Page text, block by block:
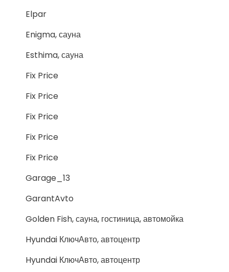
Elpar
Enigma, сауна
Esthima, сауна
Fix Price
Fix Price
Fix Price
Fix Price
Fix Price
Garage_13
GarantAvto
Golden Fish, сауна, гостиница, автомойка
Hyundai КлючАвто, автоцентр
Hyundai КлючАвто, автоцентр